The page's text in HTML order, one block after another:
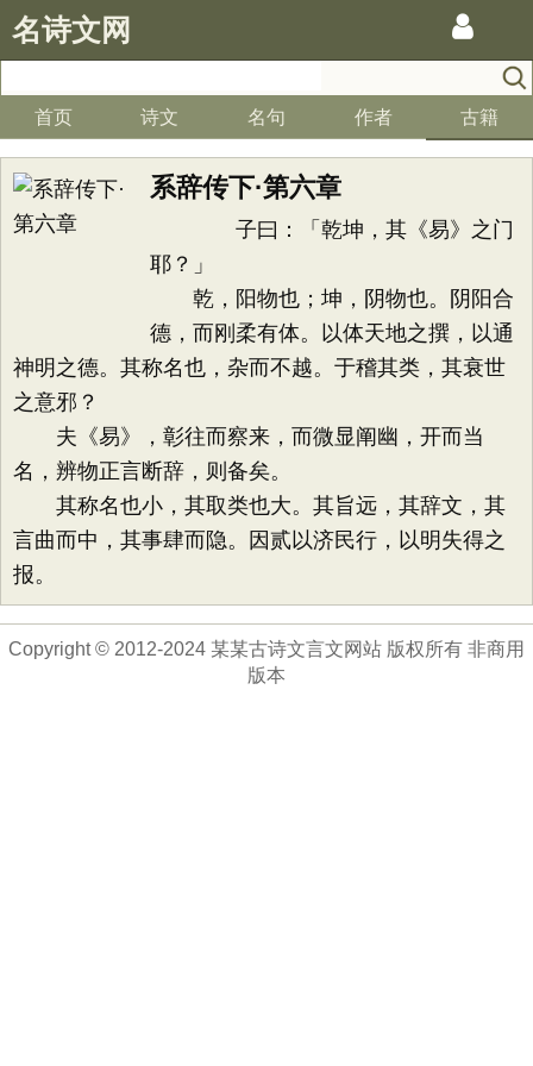
名诗文网
首页 诗文 名句 作者 古籍
系辞传下·第六章
子曰：「乾坤，其《易》之门
耶？」
乾，阳物也；坤，阴物也。阴阳合
德，而刚柔有体。以体天地之撰，以通
神明之德。其称名也，杂而不越。于稽其类，其衰世
之意邪？
夫《易》，彰往而察来，而微显阐幽，开而当
名，辨物正言断辞，则备矣。
其称名也小，其取类也大。其旨远，其辞文，其
言曲而中，其事肆而隐。因贰以济民行，以明失得之
报。
Copyright © 2012-2024 某某古诗文言文网站 版权所有 非商用
版本